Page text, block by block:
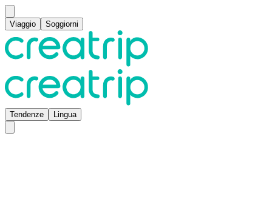
Viaggio Soggiorni
Tendenze Lingua